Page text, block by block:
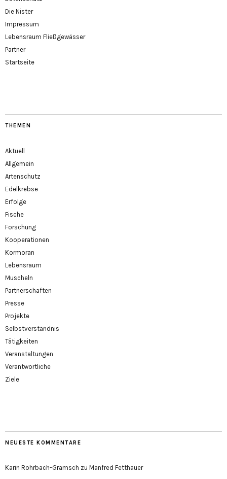
Die Nister
Impressum
Lebensraum Fließgewässer
Partner
Startseite
THEMEN
Aktuell
Allgemein
Artenschutz
Edelkrebse
Erfolge
Fische
Forschung
Kooperationen
Kormoran
Lebensraum
Muscheln
Partnerschaften
Presse
Projekte
Selbstverständnis
Tätigkeiten
Veranstaltungen
Verantwortliche
Ziele
NEUESTE KOMMENTARE
Karin Rohrbach-Gramsch zu Manfred Fetthauer